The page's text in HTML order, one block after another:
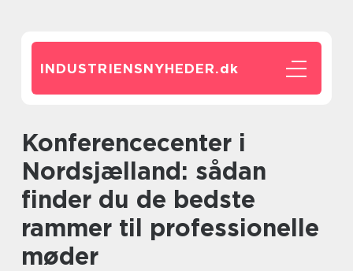
INDUSTRIENSNYHEDER.dk
Konferencecenter i
Nordsjælland: sådan
finder du de bedste
rammer til professionelle
møder